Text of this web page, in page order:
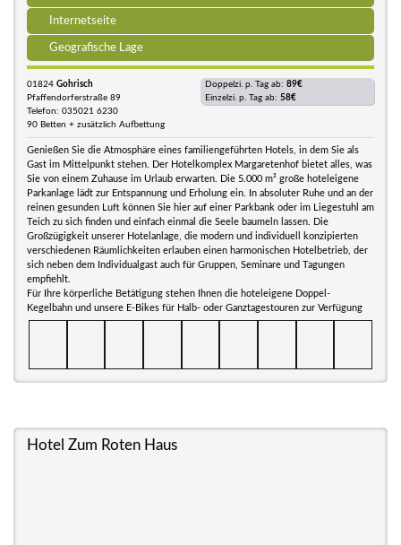
Internetseite
Geografische Lage
01824 Gohrisch
Pfaffendorferstraße 89
Telefon: 035021 6230
90 Betten + zusätzlich Aufbettung
Doppelzi. p. Tag ab: 89€
Einzelzi. p. Tag ab: 58€
Genießen Sie die Atmosphäre eines familiengeführten Hotels, in dem Sie als
Gast im Mittelpunkt stehen. Der Hotelkomplex Margaretenhof bietet alles, was
Sie von einem Zuhause im Urlaub erwarten. Die 5.000 m² große hoteleigene
Parkanlage lädt zur Entspannung und Erholung ein. In absoluter Ruhe und an der
reinen gesunden Luft können Sie hier auf einer Parkbank oder im Liegestuhl am
Teich zu sich finden und einfach einmal die Seele baumeln lassen. Die
Großzügigkeit unserer Hotelanlage, die modern und individuell konzipierten
verschiedenen Räumlichkeiten erlauben einen harmonischen Hotelbetrieb, der
sich neben dem Individualgast auch für Gruppen, Seminare und Tagungen
empfiehlt.
Für Ihre körperliche Betätigung stehen Ihnen die hoteleigene Doppel-
Kegelbahn und unsere E-Bikes für Halb- oder Ganztagestouren zur Verfügung
Hotel Zum Roten Haus